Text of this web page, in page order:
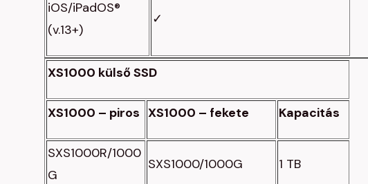
iOS/iPadOS®
(v.13+)
✓
XS1000 külső SSD
XS1000 – piros XS1000 – fekete Kapacitás
SXS1000R/1000
G
SXS1000/1000G 1 TB